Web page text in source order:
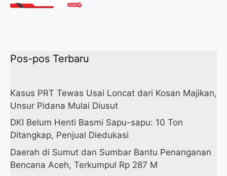
Pos-pos Terbaru
Kasus PRT Tewas Usai Loncat dari Kosan Majikan,
Unsur Pidana Mulai Diusut
DKI Belum Henti Basmi Sapu-sapu: 10 Ton
Ditangkap, Penjual Diedukasi
Daerah di Sumut dan Sumbar Bantu Penanganan
Bencana Aceh, Terkumpul Rp 287 M